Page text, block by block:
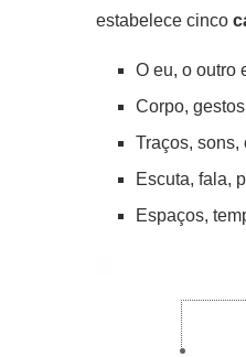
estabelece cinco
O eu, o outro
Corpo,
Traços, sons,
Escuta, fala,
Espaços,